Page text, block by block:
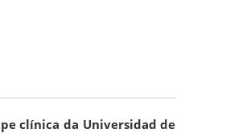
clínica da Universidad de